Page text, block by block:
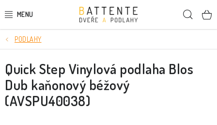
na
DVEŘE
SMRKOVÉ DVEŘE
PODLAHY
PODLAHY
Quick Step Vinylová podlaha Blos
Dub kaňonový béžový
(AVSPU40038)